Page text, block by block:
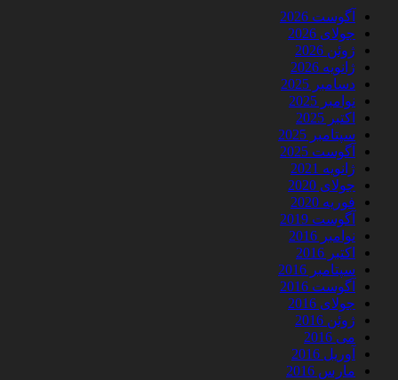
آگوست 2026
جولای 2026
ژوئن 2026
ژانویه 2026
دسامبر 2025
نوامبر 2025
اکتبر 2025
سپتامبر 2025
آگوست 2025
ژانویه 2021
جولای 2020
فوریه 2020
آگوست 2019
نوامبر 2016
اکتبر 2016
سپتامبر 2016
آگوست 2016
جولای 2016
ژوئن 2016
می 2016
آوریل 2016
مارس 2016